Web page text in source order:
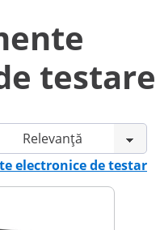
testare
electronice de testare